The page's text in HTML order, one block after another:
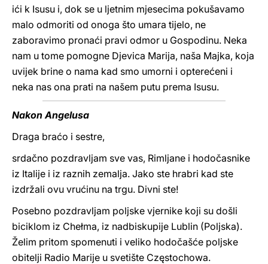
ići k Isusu i, dok se u ljetnim mjesecima pokušavamo
malo odmoriti od onoga što umara tijelo, ne
zaboravimo pronaći pravi odmor u Gospodinu. Neka
nam u tome pomogne Djevica Marija, naša Majka, koja
uvijek brine o nama kad smo umorni i opterećeni i
neka nas ona prati na našem putu prema Isusu.
Nakon Angelusa
Draga braćo i sestre,
srdačno pozdravljam sve vas, Rimljane i hodočasnike
iz Italije i iz raznih zemalja. Jako ste hrabri kad ste
izdržali ovu vrućinu na trgu. Divni ste!
Posebno pozdravljam poljske vjernike koji su došli
biciklom iz Chełma, iz nadbiskupije Lublin (Poljska).
Želim pritom spomenuti i veliko hodočašće poljske
obitelji Radio Marije u svetište Częstochowa.